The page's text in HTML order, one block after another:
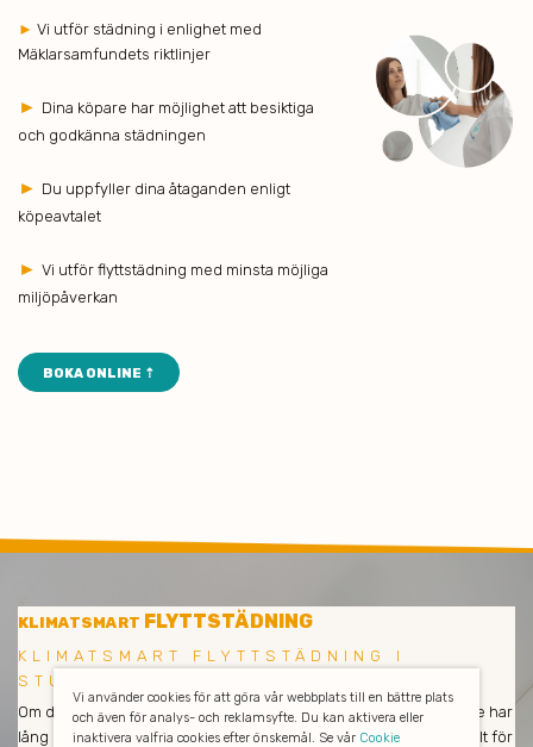
► Vi utför städning i enlighet med
Mäklarsamfundets riktlinjer
► Dina köpare har möjlighet att besiktiga
och godkänna städningen
► Du uppfyller dina åtaganden enligt
köpeavtalet
► Vi utför flyttstädning med minsta möjliga
miljöpåverkan
BOKA ONLINE ⇡
KLIMATSMART FLYTTSTÄDNING
KLIMATSMART FLYTTSTÄDNING I
STUVSTA
Om du är nöjd så är vi också nöjda! Våra medarbetare och städare har
lång erfarenhet och städar enbart med miljövänliga produkter. Allt för
Vi använder cookies för att göra vår webbplats till en bättre plats
och även för analys- och reklamsyfte. Du kan aktivera eller
inaktivera valfria cookies efter önskemål. Se vår Cookie